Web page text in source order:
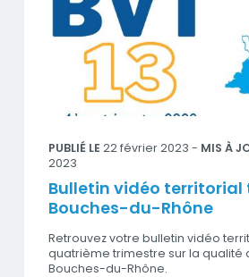
PUBLIÉ LE 22 février 2023 - MIS À
2023
Bulletin vidéo territorial
Bouches-du-Rhône
Retrouvez votre bulletin vidéo
quatrième trimestre sur la qualité
Bouches-du-Rhône.